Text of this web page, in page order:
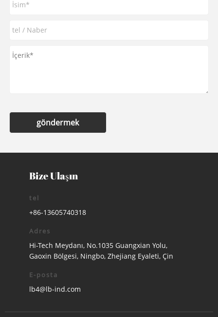
göndermek
Bize Ulaşın
tel
+86-13605740318
Adres
Hi-Tech Meydanı, No.1035 Guangxian Yolu,
Gaoxin Bölgesi, Ningbo, Zhejiang Eyaleti, Çin
E-posta
lb4@lb-ind.com